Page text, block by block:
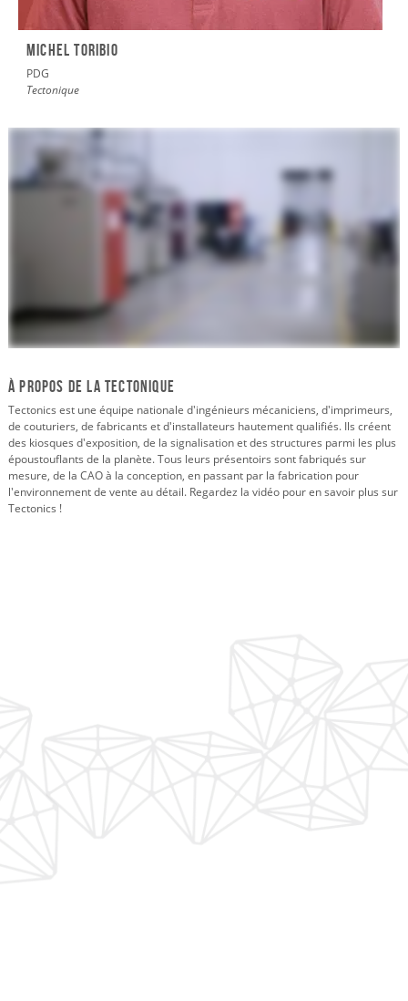
MICHEL TORIBIO
PDG
Tectonique
À propos de la tectonique
Tectonics est une équipe nationale d'ingénieurs mécaniciens, d'imprimeurs,
de couturiers, de fabricants et d'installateurs hautement qualifiés. Ils créent
des kiosques d'exposition, de la signalisation et des structures parmi les plus
époustouflants de la planète. Tous leurs présentoirs sont fabriqués sur
mesure, de la CAO à la conception, en passant par la fabrication pour
l'environnement de vente au détail. Regardez la vidéo pour en savoir plus sur
Tectonics !